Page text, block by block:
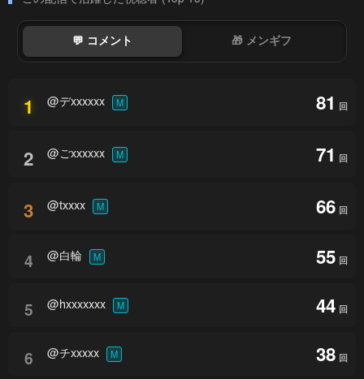
💬 コメント 🎁 メンギフ
1 @デxxxxxx M 81 回
2 @ごxxxxxx M 71 回
3 @txxxx M 66 回
4 @白輪 M 55 回
5 @hxxxxxxx M 44 回
6 @チxxxxx M 38 回